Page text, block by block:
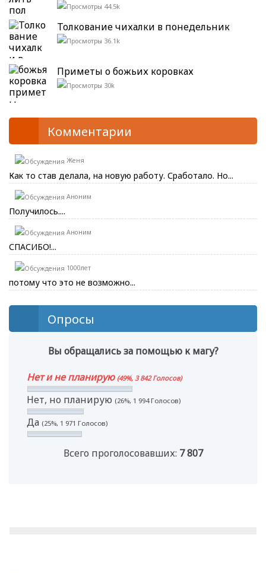
44.5k
Толкование чихалки в понедельник
36.1k
Приметы о божьих коровках
30k
Комментарии
Женя
Как то став делала, на новую работу. Сработало. Но...
Аноним
Получилось....
Аноним
СПАСИБО!...
1000лет
потому что это не возможно...
Опросы
Вы обращались за помощью к магу?
Нет и не планирую (49%, 3 842 Голосов)
Нет, но планирую (26%, 1 994 Голосов)
Да (25%, 1 971 Голосов)
Всего проголосовавших: 7 807